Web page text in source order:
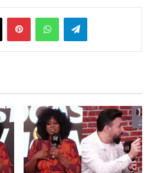
X PinterestWhatsAppTelegram